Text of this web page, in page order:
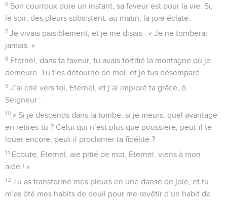
6 Son courroux dure un instant, sa faveur est pour la vie. Si,
le soir, des pleurs subsistent, au matin, la joie éclate.
7 Je vivais paisiblement, et je me disais : « Je ne tomberai
jamais. »
8 Eternel, dans ta faveur, tu avais fortifié la montagne où je
demeure. Tu t’es détourné de moi, et je fus désemparé.
9 J’ai crié vers toi, Eternel, et j’ai imploré ta grâce, ô
Seigneur :
10 « Si je descends dans la tombe, si je meurs, quel avantage
en retires-tu ? Celui qui n’est plus que poussière, peut-il te
louer encore, peut-il proclamer ta fidélité ?
11 Ecoute, Eternel, aie pitié de moi, Eternel, viens à mon
aide ! »
12 Tu as transformé mes pleurs en une danse de joie, et tu
m’as ôté mes habits de deuil pour me revêtir d’un habit de